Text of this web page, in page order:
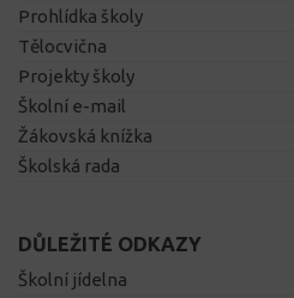
Prohlídka školy
Tělocvična
Projekty školy
Školní e-mail
Žákovská knížka
Školská rada
DŮLEŽITÉ ODKAZY
Školní jídelna